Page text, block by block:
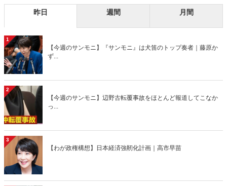
昨日 週間 月間
1
【今週のサンモニ】『サンモニ』は犬笛のトップ奏者｜藤原か
ず...
2
【今週のサンモニ】辺野古転覆事故をほとんど報道してこなか
っ...
3
【わが政権構想】日本経済強靭化計画｜高市早苗